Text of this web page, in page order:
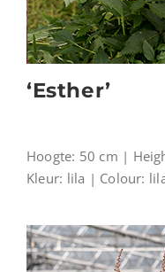
‘Esther’
Hoogte: 50 cm |
Kleur: lila | Colour: